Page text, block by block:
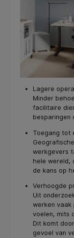
Lagere
Minder
facilitaire
besparingen
Toegang tot
werkgevers
hele wereld,
de kans op
Verhoogde
Uit
werken vaak
voelen, mits
Dit komt
gevoel van